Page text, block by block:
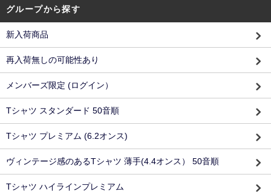
グループから探す
新入荷商品
再入荷無しの可能性あり
メンバーズ限定 (ログイン）
Tシャツ スタンダード 50音順
Tシャツ プレミアム (6.2オンス)
ヴィンテージ感のあるTシャツ 薄手(4.4オンス） 50音順
Tシャツ ハイラインプレミアム